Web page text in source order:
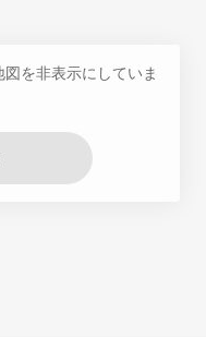
を非表示にしていま